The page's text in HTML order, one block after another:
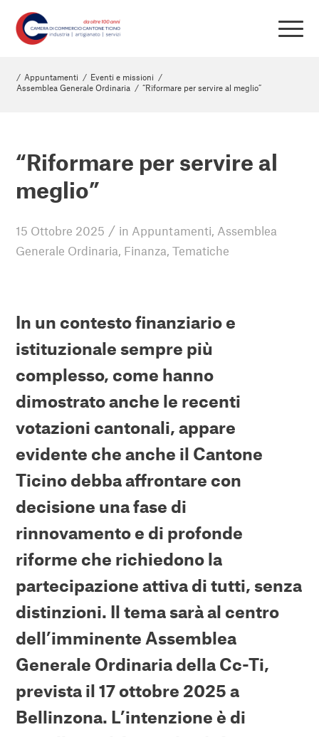
/ Appuntamenti / Eventi e missioni /
Assemblea Generale Ordinaria / “Riformare per servire al meglio”
“Riformare per servire al
meglio”
15 Ottobre 2025 / in Appuntamenti, Assemblea
Generale Ordinaria, Finanza,Tematiche
In un contesto finanziario e
istituzionale sempre più
complesso, come hanno
dimostrato anche le recenti
votazioni cantonali, appare
evidente che anche il Cantone
Ticino debba affrontare con
decisione una fase di
rinnovamento e di profonde
riforme che richiedono la
partecipazione attiva di tutti, senza
distinzioni. Il tema sarà al centro
dell’imminente Assemblea
Generale Ordinaria della Cc-Ti,
prevista il 17 ottobre 2025 a
Bellinzona. L’intenzione è di